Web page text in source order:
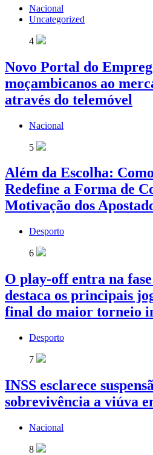
Nacional
Uncategorized
4
Novo Portal do
moçambicanos ao
através do telemóvel
Nacional
5
Além da Escolha:
Redefine a Forma de
Motivação dos
Desporto
6
O play-off entra na
destaca os principais
final do maior torneio
Desporto
7
INSS esclarece
sobrevivência a viúva
Nacional
8